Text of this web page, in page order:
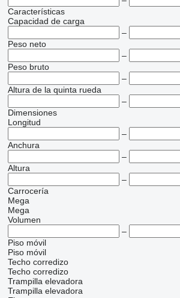
Características
Capacidad de carga
–
Peso neto
–
Peso bruto
–
Altura de la quinta rueda
–
Dimensiones
Longitud
–
Anchura
–
Altura
–
Carrocería
Mega
Mega
Volumen
–
Piso móvil
Piso móvil
Techo corredizo
Techo corredizo
Trampilla elevadora
Trampilla elevadora